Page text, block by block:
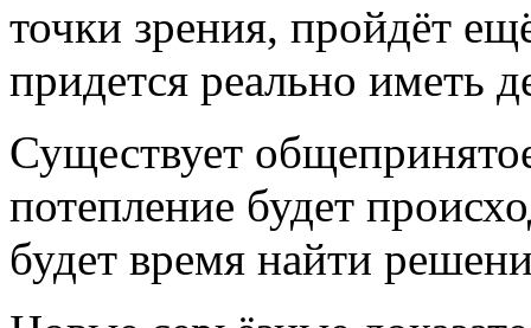
точки зрения, пройдёт
придется реально иметь
Существует
потепление будет
будет время найти